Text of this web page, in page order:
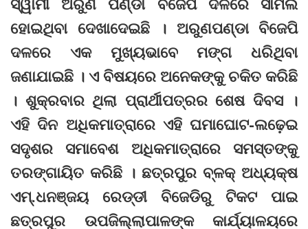
ହୋଇଥିବା ଦେଖାଦେଇଛି । ଅରୁଣପଣ୍ଡା ବିଜେପି
ଦଳରେ ଏକ ମୁଖ୍ୟଭାବେ ମଙ୍ଗ ଧରିଥିବା
ଜଣାଯାଇଛି । ଏ ବିଷୟରେ ଅନେକଙ୍କୁ ଚକିତ କରିଛି
। ଶୁକ୍ରବାର ଥିଲା ପ୍ରାର୍ଥୀପତ୍ରର ଶେଷ ଦିବସ ।
ଏହି ଦିନ ଅଧିକମାତ୍ରାରେ ଏହି ଘମାଘୋଟ-ଲଢ଼େଇ
ସଦୃଶର ସମାବେଶ ଅଧିକମାତ୍ରାରେ ସମସ୍ତଙ୍କୁ
ତରଙ୍ଗାୟିତ କରିଛି । ଛତ୍ରପୁର ବ୍ଳକ୍ ଅଧ୍ୟକ୍ଷ
ଏମ୍.ଧନଞ୍ଜୟ ରେଡ୍ଡୀ ବିଜେଡିରୁ ଟିକଟ ପାଇ
ଛତ୍ରପୁର ଉପଜିଲ୍ଲାପାଳଙ୍କ କାର୍ଯ୍ୟାଳୟରେ